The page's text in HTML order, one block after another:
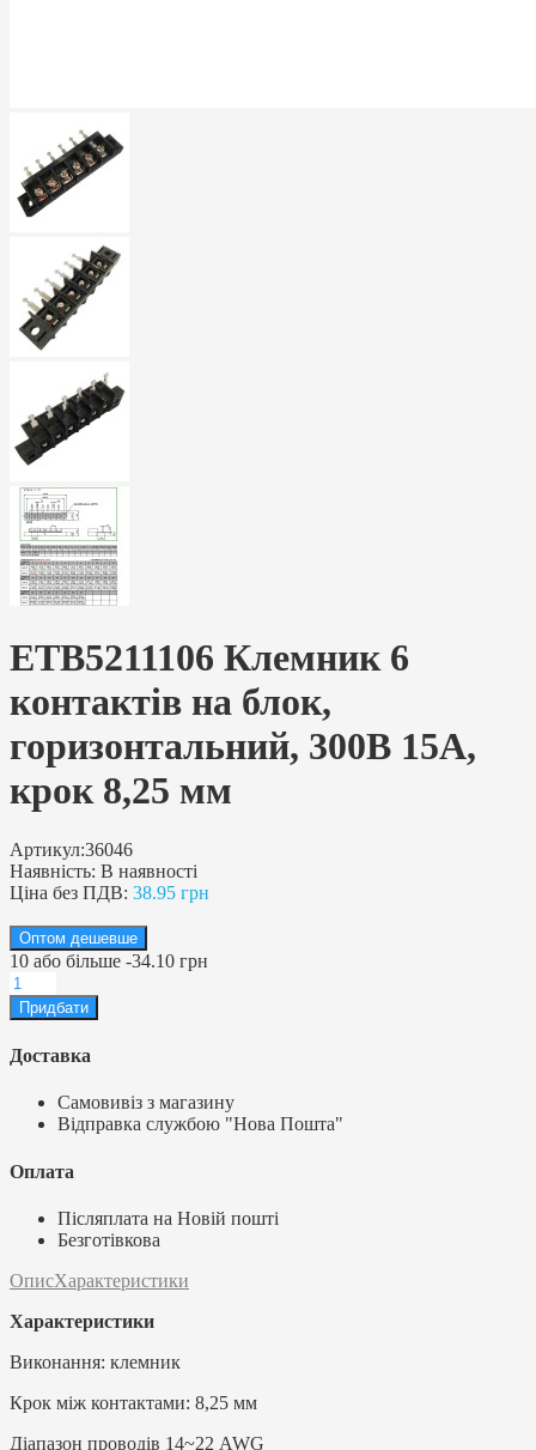
ETB5211106 Клемник 6
контактів на блок,
горизонтальний, 300В 15А,
крок 8,25 мм
Артикул:36046
Наявність: В наявності
Ціна без ПДВ: 38.95 грн
Оптом дешевше
10 або більше -34.10 грн
Доставка
Самовивіз з магазину
Відправка службою "Нова Пошта"
Оплата
Післяплата на Новій пошті
Безготівкова
ОписХарактеристики
Характеристики
Виконання: клемник
Крок між контактами: 8,25 мм
Діапазон проводів 14~22 AWG